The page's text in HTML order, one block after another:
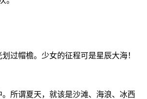
过帽檐。少女的征程可是星辰大海！
所谓夏天，就该是沙滩、海浪、冰西